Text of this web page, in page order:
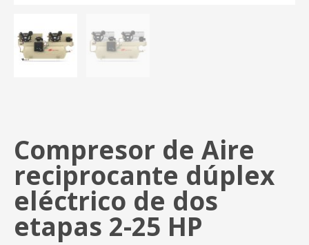
Compresor de Aire
reciprocante dúplex
eléctrico de dos
etapas 2-25 HP